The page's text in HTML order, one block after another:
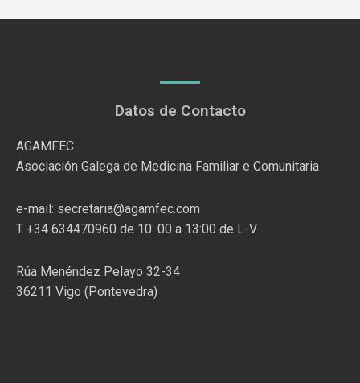
Datos de Contacto
AGAMFEC
Asociación Galega de Medicina Familiar e Comunitaria
e-mail: secretaria@agamfec.com
T +34 634470960 de 10: 00 a 13:00 de L-V
Rúa Menéndez Pelayo 32-34
36211 Vigo (Pontevedra)